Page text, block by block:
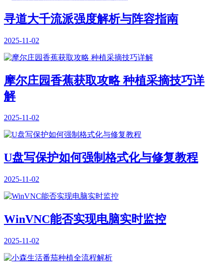
寻道大千流派强度解析与阵容指南
2025-11-02
摩尔庄园香蕉获取攻略 种植采摘技巧详
解
2025-11-02
U盘写保护如何强制格式化与修复教程
2025-11-02
WinVNC能否实现电脑实时监控
2025-11-02